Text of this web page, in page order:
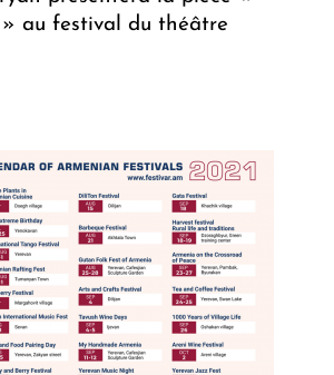
» au festival du théâtre